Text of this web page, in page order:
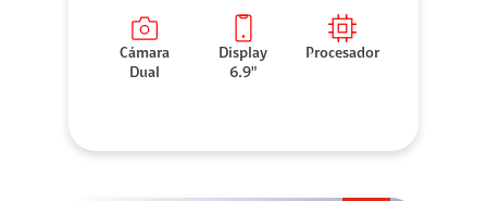
Cámara
Dual
Display
6.9"
Procesador